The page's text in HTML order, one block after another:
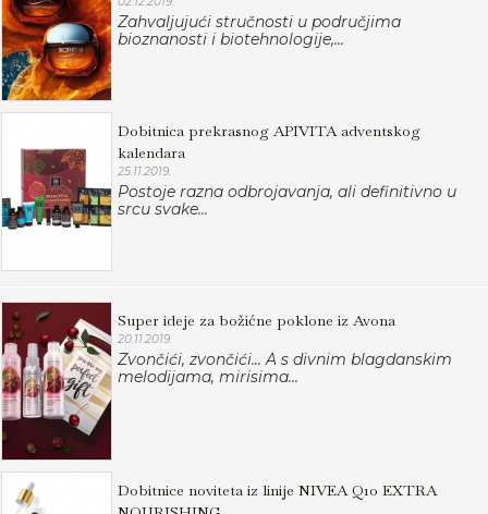
Zahvaljujući stručnosti u područjima
bioznanosti i biotehnologije,...
Dobitnica prekrasnog APIVITA adventskog
kalendara
25.11.2019.
Postoje razna odbrojavanja, ali definitivno u
srcu svake...
Super ideje za božićne poklone iz Avona
20.11.2019.
Zvončići, zvončići... A s divnim blagdanskim
melodijama, mirisima...
Dobitnice noviteta iz linije NIVEA Q10 EXTRA